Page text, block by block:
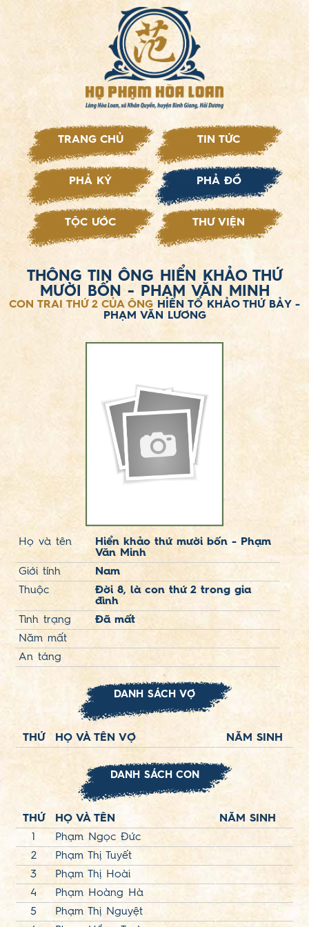
TRANG CHỦ TIN TỨC
PHẢ KÝ PHẢ ĐỒ
TỘC ƯỚC THƯ VIỆN
THÔNG TIN ÔNG HIỂN KHẢO THỨ
MƯỜI BỐN - PHẠM VĂN MINH
CON TRAI THỨ 2 CỦA ÔNG HIỂN TỔ KHẢO THỨ BẢY -
PHẠM VĂN LƯƠNG
Họ và tên
Hiển khảo thứ mười bốn - Phạm
Văn Minh
Giới tính
Nam
Thuộc
Đời 8, là con thứ 2 trong gia
đình
Tình trạng
Đã mất
Năm mất
An táng
DANH SÁCH VỢ
THỨ HỌ VÀ TÊN VỢ NĂM SINH
DANH SÁCH CON
THỨ HỌ VÀ TÊN
NĂM SINH
1
Phạm Ngọc Đức
2
Phạm Thị Tuyết
3
Phạm Thị Hoài
4
Phạm Hoàng Hà
5
Phạm Thị Nguyệt